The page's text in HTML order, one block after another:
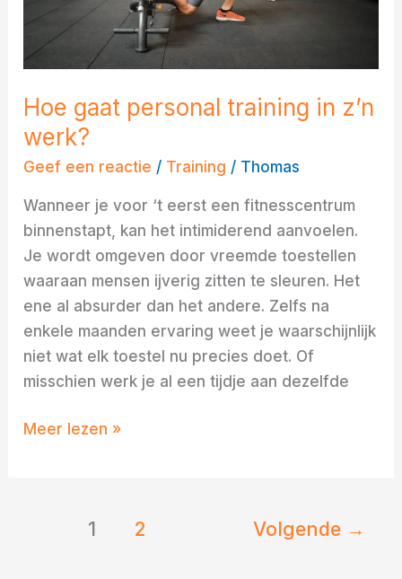
Hoe gaat personal training in z’n
werk?
Geef een reactie / Training / Thomas
Wanneer je voor ‘t eerst een fitnesscentrum
binnenstapt, kan het intimiderend aanvoelen.
Je wordt omgeven door vreemde toestellen
waaraan mensen ijverig zitten te sleuren. Het
ene al absurder dan het andere. Zelfs na
enkele maanden ervaring weet je waarschijnlijk
niet wat elk toestel nu precies doet. Of
misschien werk je al een tijdje aan dezelfde
Meer lezen »
1 2 Volgende →